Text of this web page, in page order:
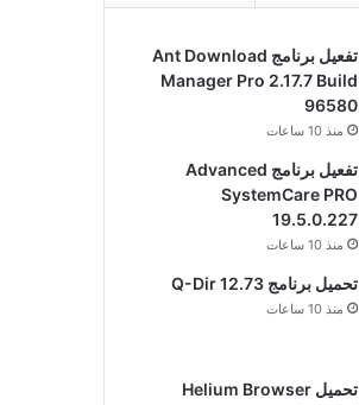
تفعيل برنامج Ant Download
Manager Pro 2.17.7 Build
96580
منذ 10 ساعات
تفعيل برنامج Advanced
SystemCare PRO
19.5.0.227
منذ 10 ساعات
تحميل برنامج Q-Dir 12.73
منذ 10 ساعات
تحميل Helium Browser